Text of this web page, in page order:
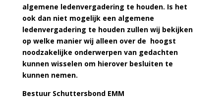
algemene ledenvergadering te houden. Is het
ook dan niet mogelijk een algemene
ledenvergadering te houden zullen wij bekijken
op welke manier wij alleen over de hoogst
noodzakelijke onderwerpen van gedachten
kunnen wisselen om hierover besluiten te
kunnen nemen.
Bestuur Schuttersbond EMM